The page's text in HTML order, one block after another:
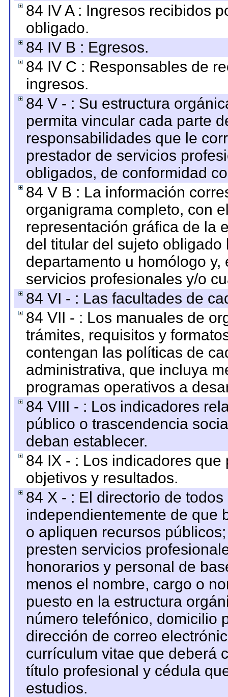
84 IV A : Ingresos recibidos
obligado.
84 IV B : Egresos.
84 IV C : Responsables de
ingresos.
84 V - : Su estructura
permita vincular cada parte
responsabilidades que le
prestador de servicios
obligados, de conformidad
84 V B : La información
organigrama completo, con
representación gráfica de la
del titular del sujeto
departamento u homólogo
servicios profesionales y/o
84 VI - : Las facultades de
84 VII - : Los manuales de
trámites, requisitos y
contengan las políticas de
administrativa, que incluya
programas operativos a
84 VIII - : Los indicadores
público o trascendencia
deban establecer.
84 IX - : Los indicadores
objetivos y resultados.
84 X - : El directorio de
independientemente de que
o apliquen recursos
presten servicios
honorarios y personal de
menos el nombre, cargo o
puesto en la estructura
número telefónico, domicilio
dirección de correo
currículum vitae que deberá
título profesional y cédula
estudios.